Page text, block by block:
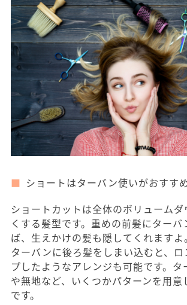
ショートはターバン使いがおすす
ショートカットは全体のボリューム
くする髪型です。重めの前髪にター
ば、生えかけの髪も隠してくれます
ターバンに後ろ髪をしまい込むと、ロ
プしたようなアレンジも可能です。
や無地など、いくつかパターンを用意
です。